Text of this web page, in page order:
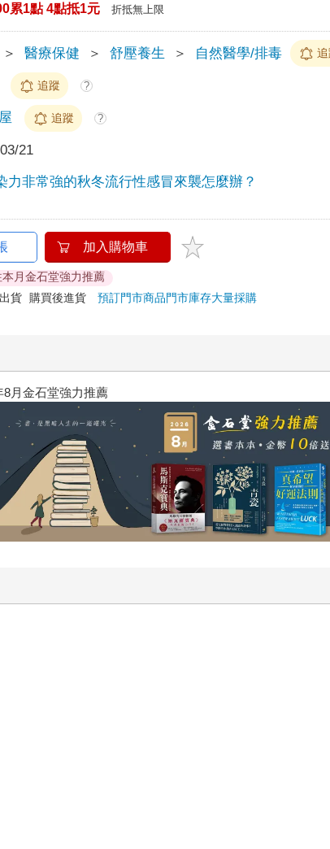
累1點 4點抵1元 折抵無上限
＞ 醫療保健 ＞ 舒壓養生 ＞ 自然醫學/排毒
追蹤 ?
追蹤 ?
21
力非常強的秋冬流行性感冒來襲怎麼辦？
加入購物車
月金石堂強力推薦
貨
購買後進貨預訂門市商品門市庫存大量採購
8月金石堂強力推薦